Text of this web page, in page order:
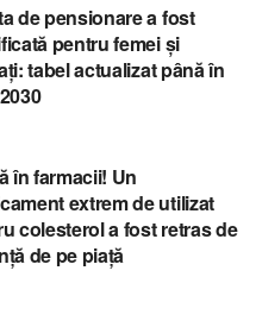
de pensionare a fost
pentru femei și
tabel actualizat până în
în farmacii! Un
extrem de utilizat
colesterol a fost retras de
de pe piață